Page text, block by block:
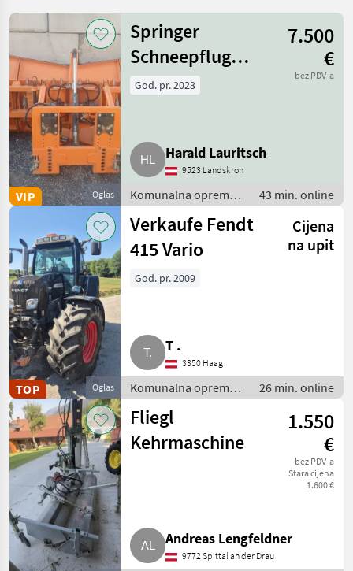
Oglas
VIP
Springer
Schneepflug
SHB 3606-4
7.500
€
bez PDV-a
God. pr. 2023
Harald Lauritsch
9523 Landskron
Komunalna oprema i
vozila / Zimska
oprema
43 min. online
Oglas
TOP
Verkaufe Fendt
415 Vario
Cijena
na upit
God. pr. 2009
T .
3350 Haag
Komunalna oprema i
vozila / Komunalna
vozila
26 min. online
Fliegl
Kehrmaschine
1.550
€
bez PDV-a
Stara cijena
1.600 €
Andreas Lengfeldner
9772 Spittal an der Drau